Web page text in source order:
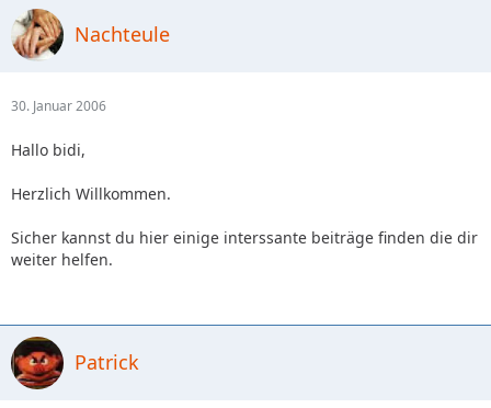
Nachteule
30. Januar 2006
Hallo bidi,
Herzlich Willkommen.
Sicher kannst du hier einige interssante beiträge finden die dir
weiter helfen.
Patrick